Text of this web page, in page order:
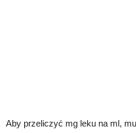
Aby przeliczyć mg leku na ml,